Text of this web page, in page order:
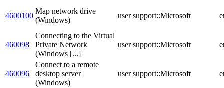
4600100
Map network drive
(Windows)
user support::Microsoft
460098
Connecting to the Virtual
Private Network
(Windows [...]
user support::Microsoft
460096
Connect to a remote
desktop server
(Windows)
user support::Microsoft